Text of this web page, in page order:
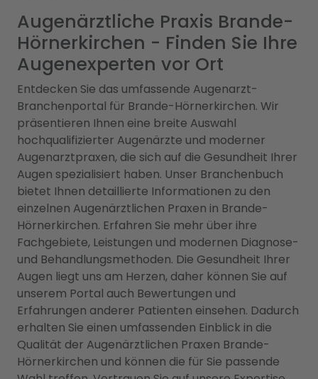
Augenärztliche Praxis Brande-
Hörnerkirchen - Finden Sie Ihre
Augenexperten vor Ort
Entdecken Sie das umfassende Augenarzt-
Branchenportal für Brande-Hörnerkirchen. Wir
präsentieren Ihnen eine breite Auswahl
hochqualifizierter Augenärzte und moderner
Augenarztpraxen, die sich auf die Gesundheit Ihrer
Augen spezialisiert haben. Unser Branchenbuch
bietet Ihnen detaillierte Informationen zu den
einzelnen Augenärztlichen Praxen in Brande-
Hörnerkirchen. Erfahren Sie mehr über ihre
Fachgebiete, Leistungen und modernen Diagnose-
und Behandlungsmethoden. Die Gesundheit Ihrer
Augen liegt uns am Herzen, daher können Sie auf
unserem Portal auch Bewertungen und
Erfahrungen anderer Patienten einsehen. Dadurch
erhalten Sie einen umfassenden Einblick in die
Qualität der Augenärztlichen Praxen Brande-
Hörnerkirchen und können die für Sie passende